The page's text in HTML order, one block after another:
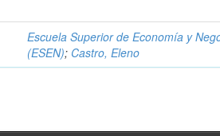
Escuela Superior de Economía y
(ESEN); Castro, Eleno